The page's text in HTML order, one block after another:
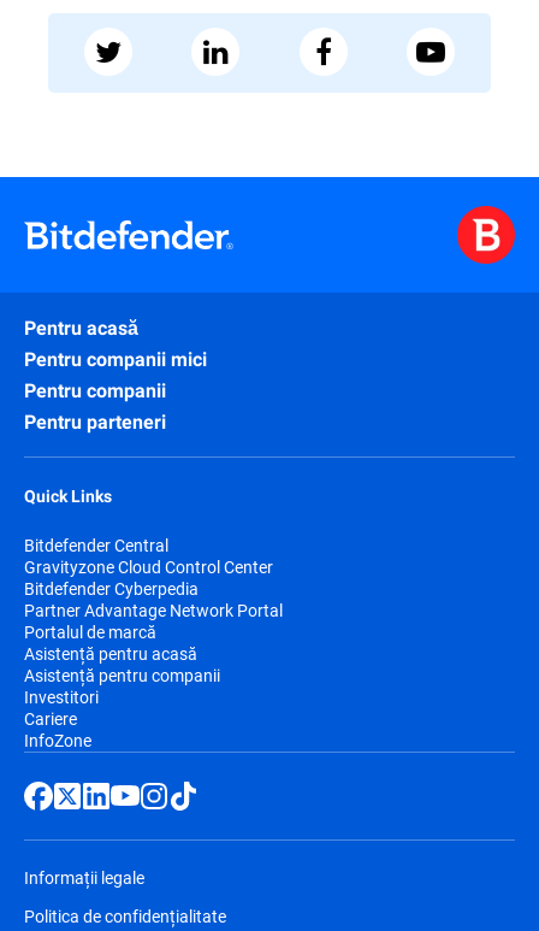
Pentru acasă
Pentru companii mici
Pentru companii
Pentru parteneri
Quick Links
Bitdefender Central
Gravityzone Cloud Control Center
Bitdefender Cyberpedia
Partner Advantage Network Portal
Portalul de marcă
Asistență pentru acasă
Asistență pentru companii
Investitori
Cariere
InfoZone
Informații legale
Politica de confidențialitate